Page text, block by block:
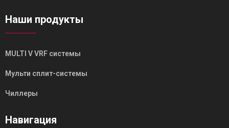
Наши продукты
MULTI V VRF системы
Мульти сплит-системы
Чиллеры
Навигация